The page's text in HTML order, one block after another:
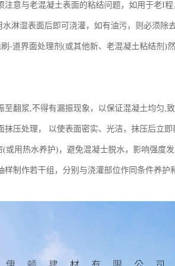
意与老混凝土表面的粘结问题，如用于老I
淋湿表面后即可浇灌，如有油污，则必须除
-道界面处理剂(或其他新、老混凝土粘结剂)
翻浆,不得有漏振现象，以保证混凝土均匀,致
压处理， 以使表面密实、光洁，抹压后立
用热水养护)，避免混凝士脱水，影响强度发
制作若干组，分别与浇灌部位作同条件养护